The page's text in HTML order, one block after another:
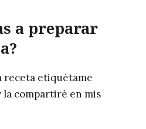
a preparar
receta etiquétame
la compartiré en mis